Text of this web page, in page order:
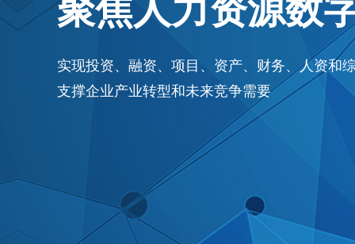
聚焦人力资源数
实现投资、融资、项目、资产、财务、人资和
支撑企业产业转型和未来竞争需要